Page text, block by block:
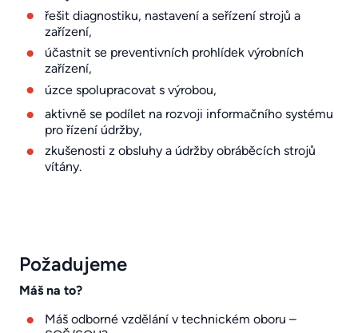
řešit diagnostiku, nastavení a seřízení strojů a
zařízení,
účastnit se preventivních prohlídek výrobních
zařízení,
úzce spolupracovat s výrobou,
aktivně se podílet na rozvoji informačního systému
pro řízení údržby,
zkušenosti z obsluhy a údržby obráběcích strojů
vítány.
Požadujeme
Máš na to?
Máš odborné vzdělání v technickém oboru –